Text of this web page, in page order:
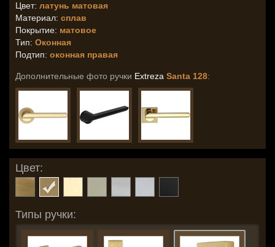
Цвет: латунь матовая
Материал: сплав
Покрытие: матовое
Тип: Оконная
Подтип: оконная правая
Дополнительные фото ручки Extreza Santa 128:
Цвет:
Типы ручки: